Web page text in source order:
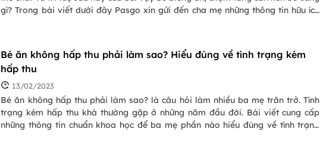
gì? Trong bài viết dưới đây Pasgo xin gửi đến cha mẹ những thông tin hữu ích
Bé ăn không hấp thu phải làm sao? Hiểu đúng về tình trạng kém
hấp thu
13/02/2023
Bé ăn không hấp thu phải làm sao? là câu hỏi làm nhiều ba mẹ trăn trở. Tình
trạng kém hấp thu khá thường gặp ở những năm đầu đời. Bài viết cung cấp
những thông tin chuẩn khoa học để ba mẹ phần nào hiểu đúng về tình trạng